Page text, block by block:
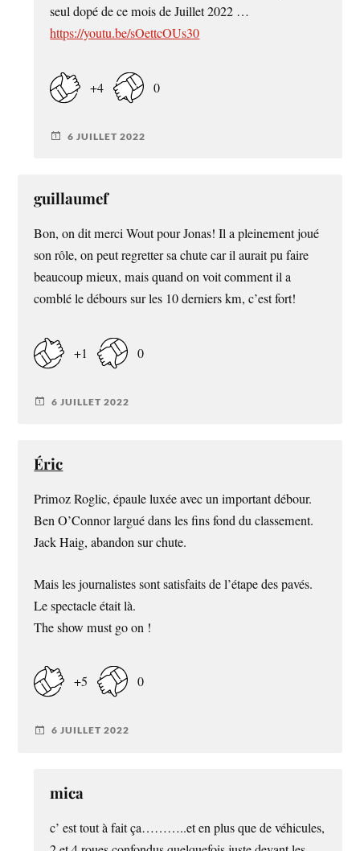
seul dopé de ce mois de Juillet 2022 …
https://youtu.be/sOettcOUs30
+4 0
6 JUILLET 2022
guillaumef
Bon, on dit merci Wout pour Jonas! Il a pleinement joué
son rôle, on peut regretter sa chute car il aurait pu faire
beaucoup mieux, mais quand on voit comment il a
comblé le débours sur les 10 derniers km, c’est fort!
+1 0
6 JUILLET 2022
Éric
Primoz Roglic, épaule luxée avec un important débour.
Ben O’Connor largué dans les fins fond du classement.
Jack Haig, abandon sur chute.
Mais les journalistes sont satisfaits de l’étape des pavés.
Le spectacle était là.
The show must go on !
+5 0
6 JUILLET 2022
mica
c’ est tout à fait ça………..et en plus que de véhicules,